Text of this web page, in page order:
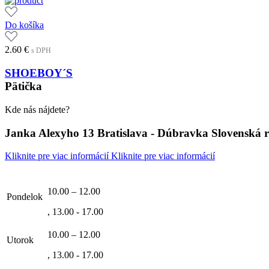
Do košíka
2.60 € s DPH
SHOEBOY´S
Pätička
Kde nás nájdete?
Janka Alexyho 13 Bratislava - Dúbravka Slovenská
Kliknite pre viac informáciíKliknite pre viac informácií
Pondelok
10.00 – 12.00
, 13.00 - 17.00
Utorok
10.00 – 12.00
, 13.00 - 17.00